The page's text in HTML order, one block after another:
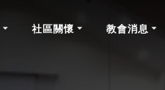
社區關懷 教會消息